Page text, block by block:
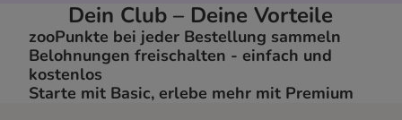
Dein Club – Deine Vorteile
zooPunkte bei jeder Bestellung sammeln
Belohnungen freischalten - einfach und
kostenlos
Starte mit Basic, erlebe mehr mit Premium